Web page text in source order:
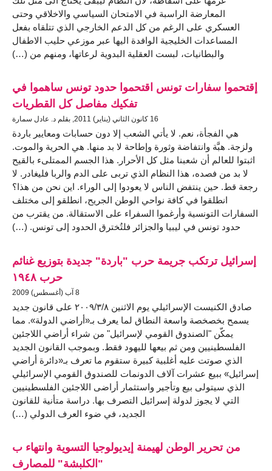
المعارضة الراسبة في الامتحان السياسي والاخلاقي وحتى
العسكري على الرغم من كل الدعم الخارجي الذي تتلقاه بفعل
المساعدات الخليجية الوافدة اليها عبر موزعي حليب الاطفال
والبطانيات، لبست العقلية البدوية لرعاتها، ومنهم من (…)
إقتحموا سفارات تونس اقتحموا حدود تونس ساهموا في
تفكيك مفاصل كل القطريات
16 كانون الثاني (يناير) 2011, بقلم د. عادل سمارة
هي الفجأة، نعم. لا يأتي الشعب إلا دون حسابات ومعايير باردة
ولزجة. هبَّة وانتفاضة وثورة وإطاحة لا بد منها. هي الحرية والموت.
اثبتوا للعالم أن شعبنا مثل كل الأحرار. هذا الجسم الممتلىء بالقيح
لا بد من فصده، هذا النظام الذي تربى على الدم والربا فليغادر. لا
رجعة قط. حين ينتفض الناس لا يعودوا إلى الوراء. اين نحن من هذا؟
انطلقوا في كافة نواحي الوطن الجريح، انطلقو إلى مختلف
السفارات التونسية وأرغموا السفراء على الاستقالة. من يقترب من
حدود تونس في ليبيا والجزائر فلتُخترق الحدود إلى تونس. (…)
إسرائيل ترتكب جريمة حرب "باردة" جديدة بتوزيع غنائم
حرب ١٩٤٨
8 آب (أغسطس) 2009
صادق الكنيست الإسرائيلي يوم الاثنين ٢٠٠٩/٣/٨ على قانون جديد
يسمح بخصخصة واسعة النطاق لما يعرف بـ«أراضي الدولة». مما
يمكّن "الصندوق القومي لإسرائيل" من شراء أراضي اللاجئين
الفلسطينيين ومن ثم بيعها لليهود فقط. وبموجب القانون الجديد
الذي صوتت عليه أغلبية كبيرة ستقوم ما تعرف بـ«دائرة أراضي
إسرائيل» ببيع عشرات آلاف الدونمات للصندوق القومي الإسرائيلي
الذي سيتولى بيع وتأجير واستثمار أراضى اللاجئين الفلسطينيين
التي لا يجوز لدولة إسرائيل التصرف بها. دراسة متأنية للقانون
الجديد، في ضوء العرف الدولي (…)
من تحرير الوطن لهيمنة إيديولوجيا التسوية وانتهاء ب
"الكلبشة" للمصارف